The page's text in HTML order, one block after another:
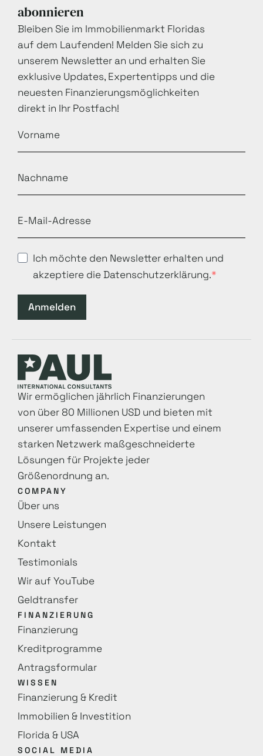
abonnieren
Bleiben Sie im Immobilienmarkt Floridas
auf dem Laufenden! Melden Sie sich zu
unserem Newsletter an und erhalten Sie
exklusive Updates, Expertentipps und die
neuesten Finanzierungsmöglichkeiten
direkt in Ihr Postfach!
Ich möchte den Newsletter erhalten und
akzeptiere die Datenschutzerklärung.
Anmelden
Wir ermöglichen jährlich Finanzierungen
von über 80 Millionen USD und bieten mit
unserer umfassenden Expertise und einem
starken Netzwerk maß­geschneiderte
Lösungen für Projekte jeder
Größenordnung an.
COMPANY
Über uns
Unsere Leistungen
Kontakt
Testimonials
Wir auf YouTube
Geldtransfer
FINANZIERUNG
Finanzierung
Kreditprogramme
Antragsformular
WISSEN
Finanzierung & Kredit
Immobilien & Investition
Florida & USA
SOCIAL MEDIA